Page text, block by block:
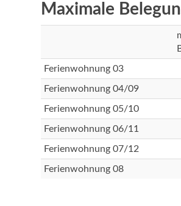
Maximale
Ferienwohnung 03
Ferienwohnung 04/09
Ferienwohnung 05/10
Ferienwohnung 06/11
Ferienwohnung 07/12
Ferienwohnung 08